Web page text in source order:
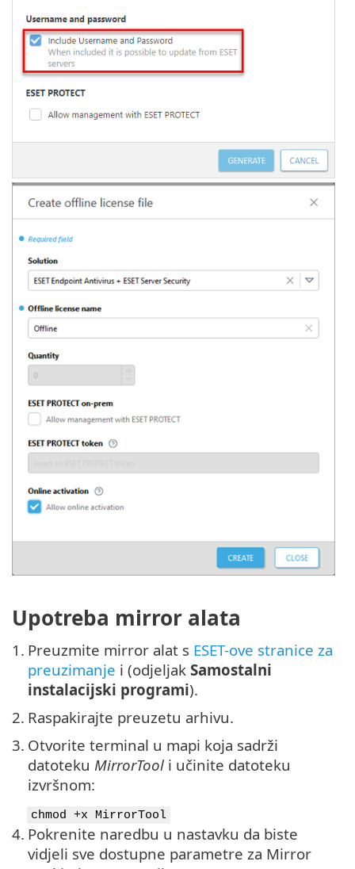
Upotreba mirror alata
1. Preuzmite mirror alat s ESET-ove stranice za
preuzimanje i (odjeljak Samostalni
instalacijski programi).
2. Raspakirajte preuzetu arhivu.
3. Otvorite terminal u mapi koja sadrži
datoteku MirrorTool i učinite datoteku
izvršnom:
chmod +x MirrorTool
4. Pokrenite naredbu u nastavku da biste
vidjeli sve dostupne parametre za Mirror